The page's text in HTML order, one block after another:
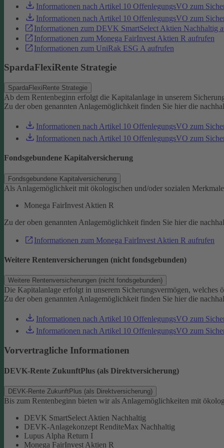
Informationen nach Artikel 10 OffenlegungsVO zum
Informationen nach Artikel 10 OffenlegungsVO zum
Informationen zum DEVK SmartSelect Aktien Nachhaltig
Informationen zum Monega FairInvest Aktien R aufrufen
Informationen zum UniRak ESG A aufrufen
SpardaFlexiRente Strategie
SpardaFlexiRente Strategie
Ab dem Rentenbeginn erfolgt die Kapitalanlage in unserem
Zu der oben genannten Anlagemöglichkeit finden Sie hier die
Informationen nach Artikel 10 OffenlegungsVO zum
Informationen nach Artikel 10 OffenlegungsVO zum
Fondsgebundene Kapitalversicherung
Fondsgebundene Kapitalversicherung
Als Anlagemöglichkeit mit ökologischen und/oder sozialen
Monega FairInvest Aktien R
Zu der oben genannten Anlagemöglichkeit finden Sie hier die
Informationen zum Monega FairInvest Aktien R aufrufen
Weitere Rentenversicherungen (nicht fondsgebunden)
Weitere Rentenversicherungen (nicht fondsgebunden)
Die Kapitalanlage erfolgt in unserem Sicherungsvermögen, welches
Zu der oben genannten Anlagemöglichkeit finden Sie hier die
Informationen nach Artikel 10 OffenlegungsVO zum
Informationen nach Artikel 10 OffenlegungsVO zum
Vorvertragliche Informationen
DEVK-Rente ZukunftPlus (als Direktversicherung)
DEVK-Rente ZukunftPlus (als Direktversicherung)
Bis zum Rentenbeginn bieten wir als Anlagemöglichkeiten mit
DEVK SmartSelect Aktien Nachhaltig
DEVK-Anlagekonzept RenditeMax Nachhaltig
Lupus Alpha Return I
Monega FairInvest Aktien R